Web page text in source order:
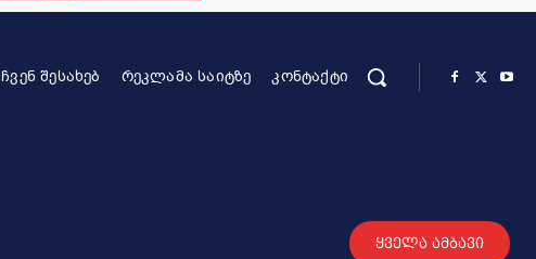
ᲩᲕᲔᲜ ᲨᲔᲡᲐᲮᲔᲑ ᲠᲔᲙᲚᲐᲛᲐ ᲡᲐᲘᲢᲖᲔ ᲙᲝᲜᲢᲐᲥᲢᲘ
ყველა ამბავი